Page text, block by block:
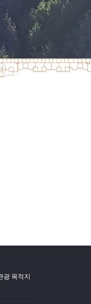
광 목적지